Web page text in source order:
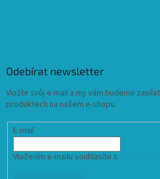
Odebírat newsletter
Vložte svůj e-mail a my vám budeme
produktech na našem e-shopu.
E-mail
Vložením e-mailu souhlasíte s